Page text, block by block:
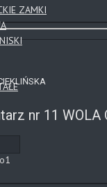
ZAMKI
nr 11 WOLA